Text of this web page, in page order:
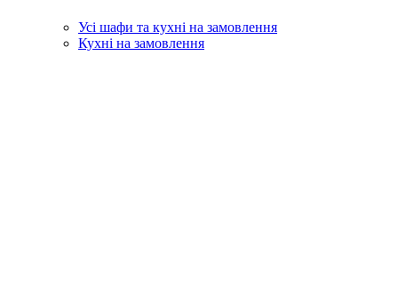
Усі шафи та кухні на замовлення
Кухні на замовлення